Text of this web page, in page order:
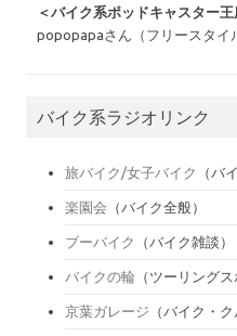
＜バイク系ポッドキャスター王
popopapaさん（フリースタイ
バイク系ラジオリンク
旅バイク/女子バイク （バ
楽園会 （バイク全般）
ブーバイク （バイク雑談）
バイクの輪 （ツーリングス
京葉ガレージ （バイク・ク